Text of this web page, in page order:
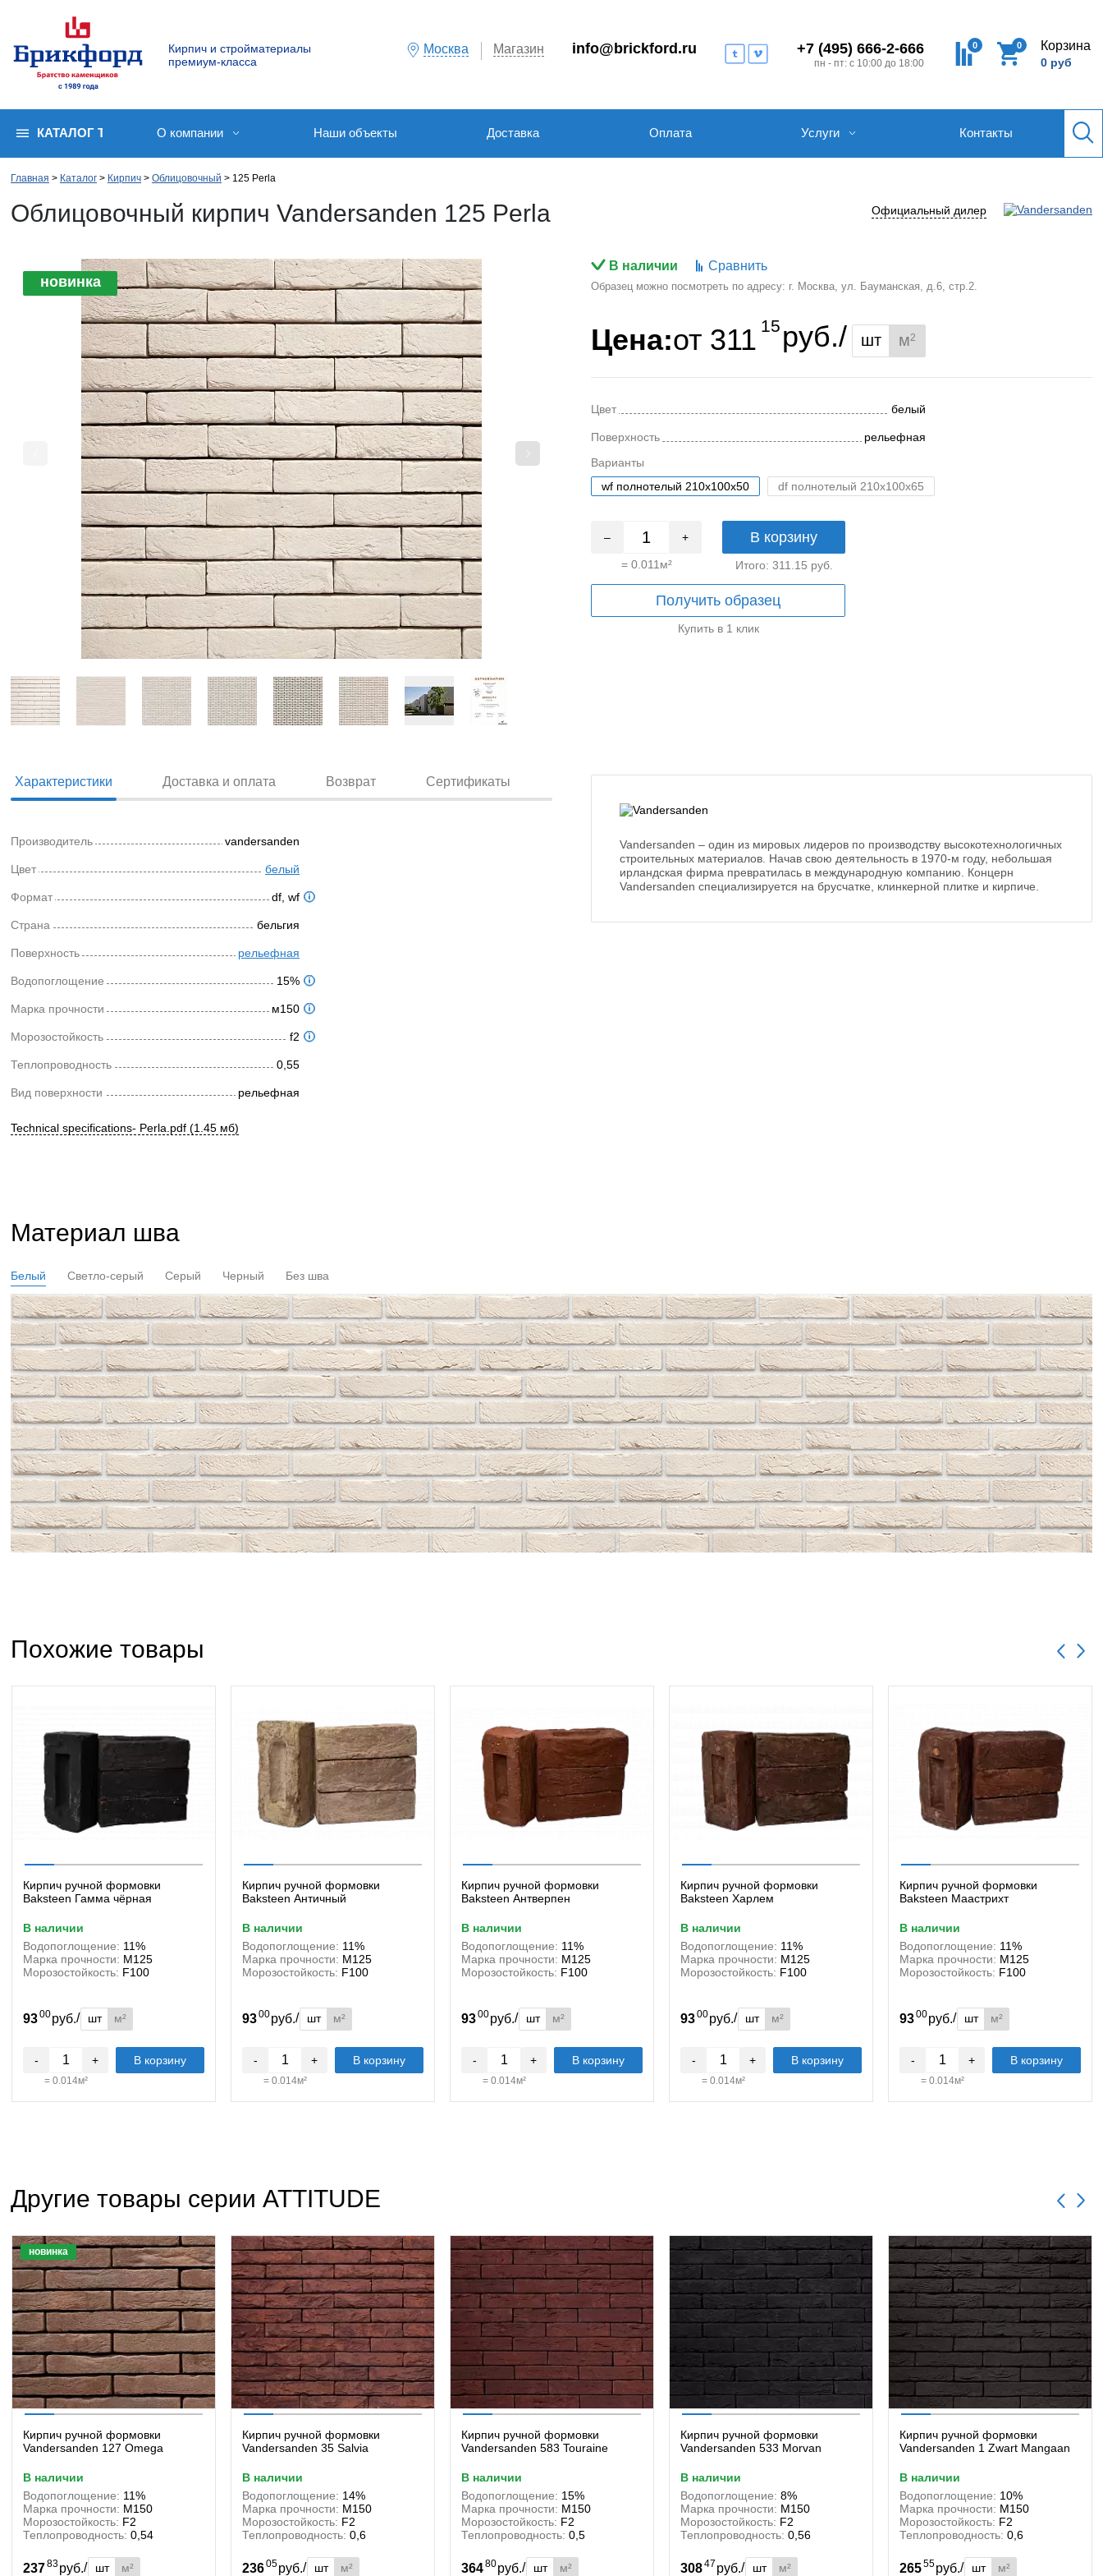
Кирпич и стройматериалы
премиум-класса
Москва Магазин info@brickford.ru +7 (495) 666-2-666
пн - пт: с 10:00 до 18:00
0 0 Корзина
0 руб
КАТАЛОГ ТОВАРОВО компании Наши объекты Доставка Оплата Услуги Контакты
Главная Каталог Кирпич Облицовочный 125 Perla
Облицовочный кирпич Vandersanden 125 Perla Официальный дилер
новинка
В наличии Сравнить
Образец можно посмотреть по адресу: г. Москва, ул. Бауманская, д.6, стр.2.
Цена:от 311 15 руб./ шт м2
Цвет белый
Поверхность
рельефная
Варианты
wf полнотелый 210x100x50
df полнотелый 210x100x65
– +
= 0.011 м²
В корзину
Итого: 311.15 руб.
Получить образец
Купить в 1 клик
Характеристики Доставка и оплата Возврат Сертификаты
Производитель vandersanden
Цвет белый
Формат df, wf
Страна бельгия
Поверхность рельефная
Водопоглощение 15%
Марка прочности м150
Морозостойкость f2
Теплопроводность 0,55
Вид поверхности рельефная
Technical specifications- Perla.pdf (1.45 мб)
Vandersanden – один из мировых лидеров по производству высокотехнологичных
строительных материалов. Начав свою деятельность в 1970-м году, небольшая
ирландская фирма превратилась в международную компанию. Концерн
Vandersanden специализируется на брусчатке, клинкерной плитке и кирпиче.
Материал шва
Белый Светло-серый Серый Черный Без шва
Похожие товары
Кирпич ручной формовки
Baksteen Гамма чёрная
в наличии
Водопоглощение: 11%
Марка прочности: М125
Морозостойкость: F100
9300руб./ шт м²
- +
= 0.014м²
В корзину
Кирпич ручной формовки
Baksteen Античный
в наличии
Водопоглощение: 11%
Марка прочности: М125
Морозостойкость: F100
9300руб./ шт м²
- +
= 0.014м²
В корзину
Кирпич ручной формовки
Baksteen Антверпен
в наличии
Водопоглощение: 11%
Марка прочности: М125
Морозостойкость: F100
9300руб./ шт м²
- +
= 0.014м²
В корзину
Кирпич ручной формовки
Baksteen Харлем
в наличии
Водопоглощение: 11%
Марка прочности: М125
Морозостойкость: F100
9300руб./ шт м²
- +
= 0.014м²
В корзину
Кирпич ручной формовки
Baksteen Маастрихт
в наличии
Водопоглощение: 11%
Марка прочности: М125
Морозостойкость: F100
9300руб./ шт м²
- +
= 0.014м²
В корзину
Другие товары серии ATTITUDE
новинка
Кирпич ручной формовки
Vandersanden 127 Omega
в наличии
Водопоглощение: 11%
Марка прочности: М150
Морозостойкость: F2
Теплопроводность: 0,54
23783руб./ шт м²
Кирпич ручной формовки
Vandersanden 35 Salvia
в наличии
Водопоглощение: 14%
Марка прочности: М150
Морозостойкость: F2
Теплопроводность: 0,6
23605руб./ шт м²
Кирпич ручной формовки
Vandersanden 583 Touraine
в наличии
Водопоглощение: 15%
Марка прочности: М150
Морозостойкость: F2
Теплопроводность: 0,5
36480руб./ шт м²
Кирпич ручной формовки
Vandersanden 533 Morvan
в наличии
Водопоглощение: 8%
Марка прочности: М150
Морозостойкость: F2
Теплопроводность: 0,56
30847руб./ шт м²
Кирпич ручной формовки
Vandersanden 1 Zwart Mangaan
в наличии
Водопоглощение: 10%
Марка прочности: М150
Морозостойкость: F2
Теплопроводность: 0,6
26555руб./ шт м²